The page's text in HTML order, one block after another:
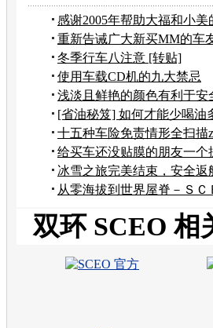
感谢2005年帮助大福和小美
妹（二）
重新告诫广大新买MM的车
冬季行车八注意 [转贴]
使用车载CD机的九大禁忌
浅淡且鲜艳的颜色有利于安
[省油秘笈] 如何才能少喝油
十五种车险免责情形全扫描
给买车还没贴膜的朋友一个
冰雪之旅完美结束，安全返
家
从零海拔到世界屋脊－ＳＣ
双环 SCEO 相